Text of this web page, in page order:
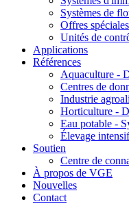
Systèmes de
Offres
Unités de
Applications
Références
Aquaculture -
Centres de
Industrie
Horticulture -
Eau potable -
Élevage
Soutien
Centre de
À propos de VGE
Nouvelles
Contact